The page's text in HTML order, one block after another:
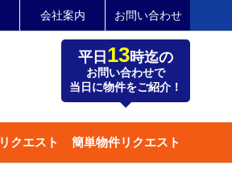
会社案内 お問い合わせ
平日 13時迄の
お問い合わせで
当日に物件をご紹介！
クエスト 簡単物件リクエスト